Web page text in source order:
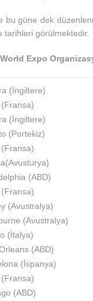
bu güne dek
tarihleri görülmektedir.
Expo
(İngiltere)
(İngiltere)
(Portekiz)
(ABD)
(Avustralya)
(Avustralya)
(İtalya)
(ABD)
(İspanya)
(ABD)